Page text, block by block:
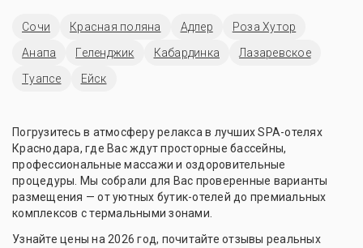
Сочи Красная поляна Адлер
Роза Хутор
Анапа
Геленджик Кабардинка
Лазаревское
Туапсе
Ейск
Погрузитесь в атмосферу релакса в лучших SPA-отелях
Краснодара, где Вас ждут просторные бассейны,
профессиональные массажи и оздоровительные
процедуры. Мы собрали для Вас проверенные варианты
размещения — от уютных бутик-отелей до премиальных
комплексов с термальными зонами.
Узнайте цены на 2026 год, почитайте отзывы реальных